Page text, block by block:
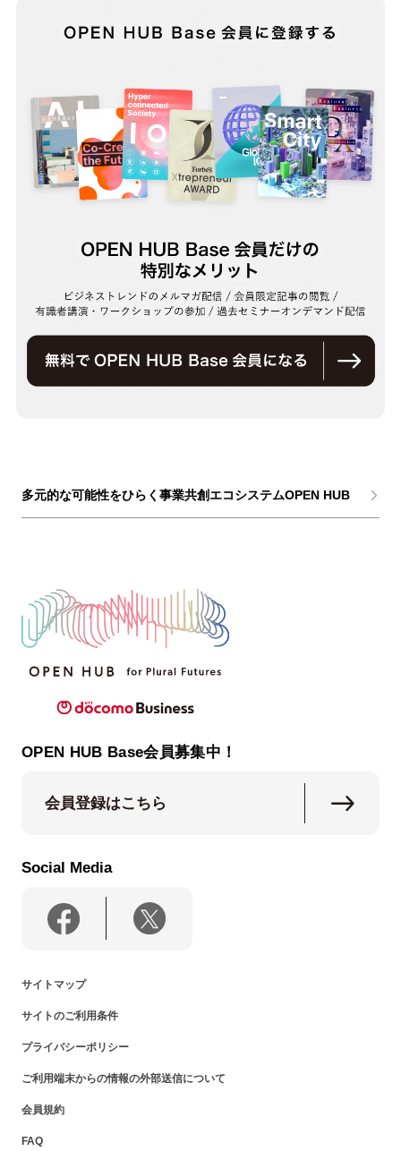
多元的な可能性をひらく事業共創エコシステムOPEN HUB
OPEN HUB Base会員募集中！
会員登録はこちら
Social Media
サイトマップ
サイトのご利用条件
プライバシーポリシー
ご利用端末からの情報の外部送信について
会員規約
FAQ